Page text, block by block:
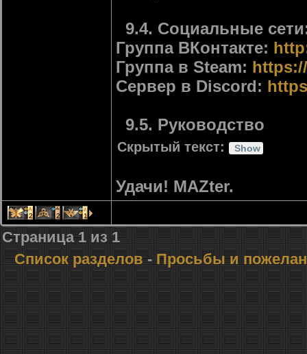
9.4. Социальные
Группа ВКонтакте:
Группа в Steam:
Сервер в Discord:
9.5. Руководство
Скрытый текст:
Удачи! MAZter.
2 2 1
Страница1 из 1
Список разделов- Просьбы и